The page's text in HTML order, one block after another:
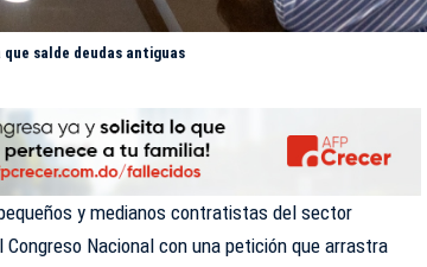
salde deudas antiguas
y medianos contratistas del sector
Congreso Nacional con una petición que arrastra